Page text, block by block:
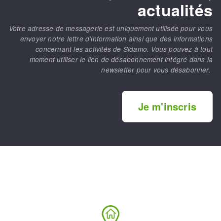
actualités
Votre adresse de messagerie est uniquement utilisée pour vous
envoyer notre lettre d’information ainsi que des informations
concernant les activités de Sidamo. Vous pouvez à tout
moment utiliser le lien de désabonnement intégré dans la
newsletter pour vous désabonner.
Je m'inscris